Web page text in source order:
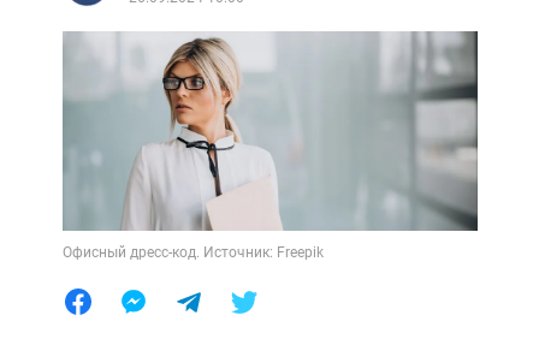
Офисный дресс-код. Источник: Freepik